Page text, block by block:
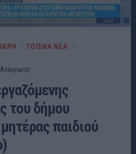
ΤΟΠΙΚΑ ΝΕΑ
Ανάγνωση
του δήμου
παιδιού